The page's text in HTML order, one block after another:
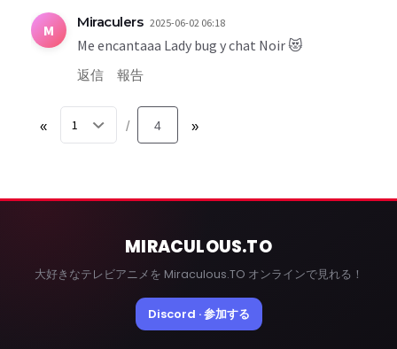
M Miraculers 2025-06-02 06:18
Me encantaaa Lady bug y chat Noir 😻
返信 報告
« / 4 »
MIRACULOUS.TO
大好きなテレビアニメを Miraculous.TO オンラインで見れる！
Discord · 参加する